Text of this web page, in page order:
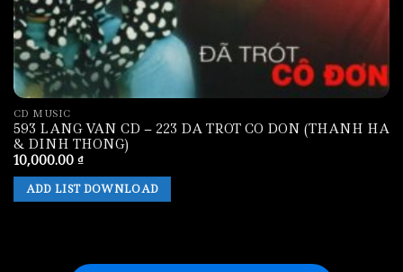
CD MUSIC
593 LANG VAN CD – 223 DA TROT CO DON (THANH HA
& DINH THONG)
10,000.00 ₫
ADD LIST DOWNLOAD